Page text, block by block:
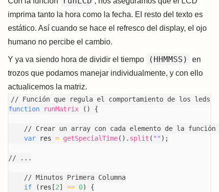
imprima tanto la hora como la fecha. El resto del texto es
estático. Así cuando se hace el refresco del display, el ojo
humano no percibe el cambio.
Y ya va siendo hora de dividir el tiempo (HHMMSS)
en
trozos que podamos manejar individualmente, y con ello
actualicemos la matriz.
// Función que regula el comportamiento de los leds
function
runMatrix ( ) {
// Crear un array con cada elemento de la función
var res = getSpecialTime( ) . split ( "" ) ;
// ...
// Minutos Primera Columna
if
( res [2] == 0)
{